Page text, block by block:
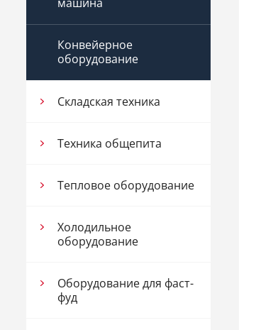
Конвейерное
оборудование
Складская техника
Техника общепита
Тепловое оборудование
Холодильное
оборудование
Оборудование для фаст-
фуд